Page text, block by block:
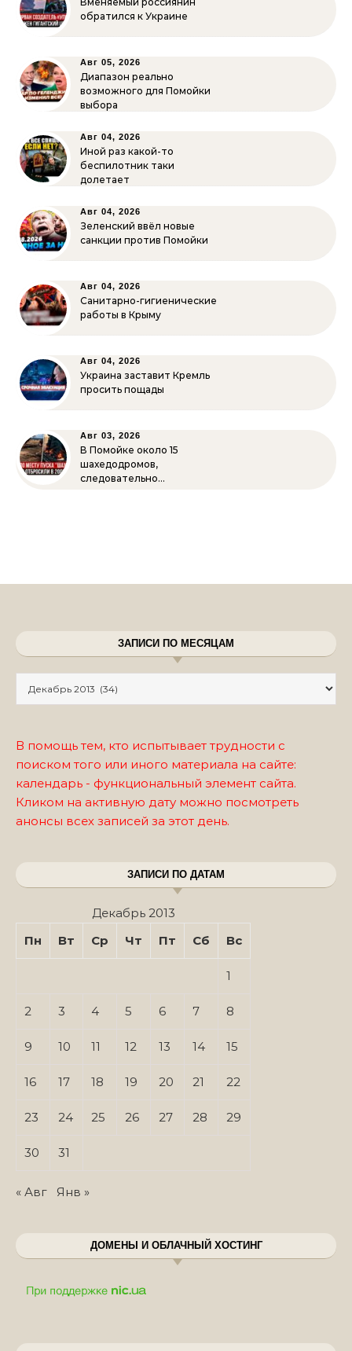
обратился к Украине
Авг 05, 2026
Диапазон реально
возможного для Помойки
выбора
Авг 04, 2026
Иной раз какой-то
беспилотник таки
долетает
Авг 04, 2026
Зеленский ввёл новые
санкции против Помойки
Авг 04, 2026
Санитарно-гигиенические
работы в Крыму
Авг 04, 2026
Украина заставит Кремль
просить пощады
Авг 03, 2026
В Помойке около 15
шахедодромов,
следовательно…
ЗАПИСИ ПО МЕСЯЦАМ
В помощь тем, кто испытывает трудности с
поиском того или иного материала на сайте:
календарь - функциональный элемент сайта.
Кликом на активную дату можно посмотреть
анонсы всех записей за этот день.
ЗАПИСИ ПО ДАТАМ
Декабрь 2013
Пн
Вт Ср Чт Пт Сб Вс
1
2 3 4 5 6 7 8
9 10 11 12 13 14 15
16 17 18 19 20 21 22
23 24 25 26 27 28 29
30 31
« Авг Янв »
ДОМЕНЫ И ОБЛАЧНЫЙ ХОСТИНГ